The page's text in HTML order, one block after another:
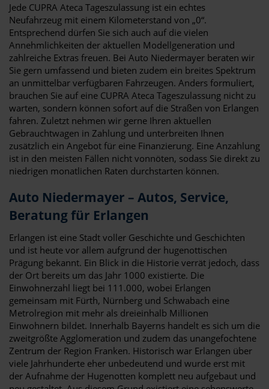
Jede CUPRA Ateca Tageszulassung ist ein echtes
Neufahrzeug mit einem Kilometerstand von „0“.
Entsprechend dürfen Sie sich auch auf die vielen
Annehmlichkeiten der aktuellen Modellgeneration und
zahlreiche Extras freuen. Bei Auto Niedermayer beraten wir
Sie gern umfassend und bieten zudem ein breites Spektrum
an unmittelbar verfügbaren Fahrzeugen. Anders formuliert,
brauchen Sie auf eine CUPRA Ateca Tageszulassung nicht zu
warten, sondern können sofort auf die Straßen von Erlangen
fahren. Zuletzt nehmen wir gerne Ihren aktuellen
Gebrauchtwagen in Zahlung und unterbreiten Ihnen
zusätzlich ein Angebot für eine Finanzierung. Eine Anzahlung
ist in den meisten Fällen nicht vonnöten, sodass Sie direkt zu
niedrigen monatlichen Raten durchstarten können.
Auto Niedermayer – Autos, Service,
Beratung für Erlangen
Erlangen ist eine Stadt voller Geschichte und Geschichten
und ist heute vor allem aufgrund der hugenottischen
Prägung bekannt. Ein Blick in die Historie verrät jedoch, dass
der Ort bereits um das Jahr 1000 existierte. Die
Einwohnerzahl liegt bei 111.000, wobei Erlangen
gemeinsam mit Fürth, Nürnberg und Schwabach eine
Metrolregion mit mehr als dreieinhalb Millionen
Einwohnern bildet. Innerhalb Bayerns handelt es sich um die
zweitgrößte Agglomeration und zudem das unangefochtene
Zentrum der Region Franken. Historisch war Erlangen über
viele Jahrhunderte eher unbedeutend und wurde erst mit
der Aufnahme der Hugenotten komplett neu aufgebaut und